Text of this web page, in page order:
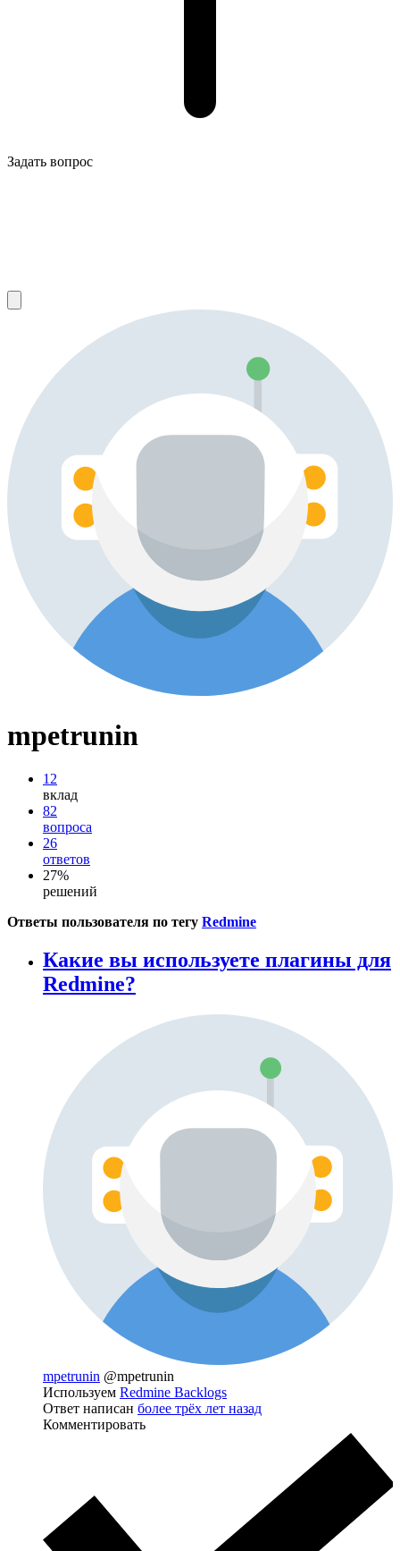
Задать вопрос
mpetrunin
12
вклад
82
вопроса
26
ответов
27%
решений
Ответы пользователя по тегу Redmine
Какие вы используете плагины для
Redmine?
mpetrunin @mpetrunin
Используем Redmine Backlogs
Ответ написан более трёх лет назад
Комментировать